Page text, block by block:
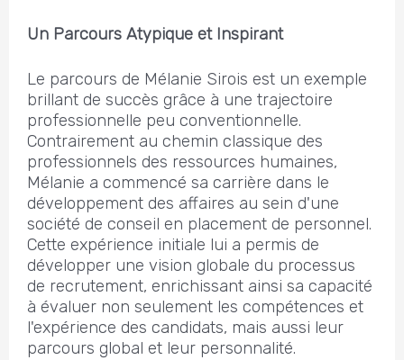
Un Parcours Atypique et Inspirant
Le parcours de Mélanie Sirois est un exemple
brillant de succès grâce à une trajectoire
professionnelle peu conventionnelle.
Contrairement au chemin classique des
professionnels des ressources humaines,
Mélanie a commencé sa carrière dans le
développement des affaires au sein d'une
société de conseil en placement de personnel.
Cette expérience initiale lui a permis de
développer une vision globale du processus
de recrutement, enrichissant ainsi sa capacité
à évaluer non seulement les compétences et
l'expérience des candidats, mais aussi leur
parcours global et leur personnalité.